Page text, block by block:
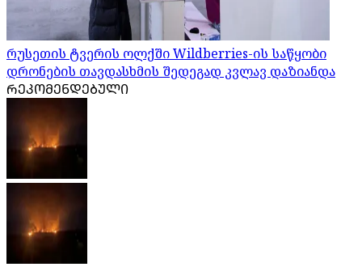
რუსეთის ტვერის ოლქში Wildberries-ის საწყობი
დრონების თავდასხმის შედეგად კვლავ დაზიანდა
ᲠᲔᲙᲝᲛᲔᲜᲓᲔᲑᲣᲚᲘ